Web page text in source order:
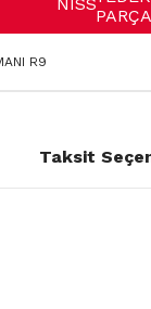
PARÇA
R9
Taksit